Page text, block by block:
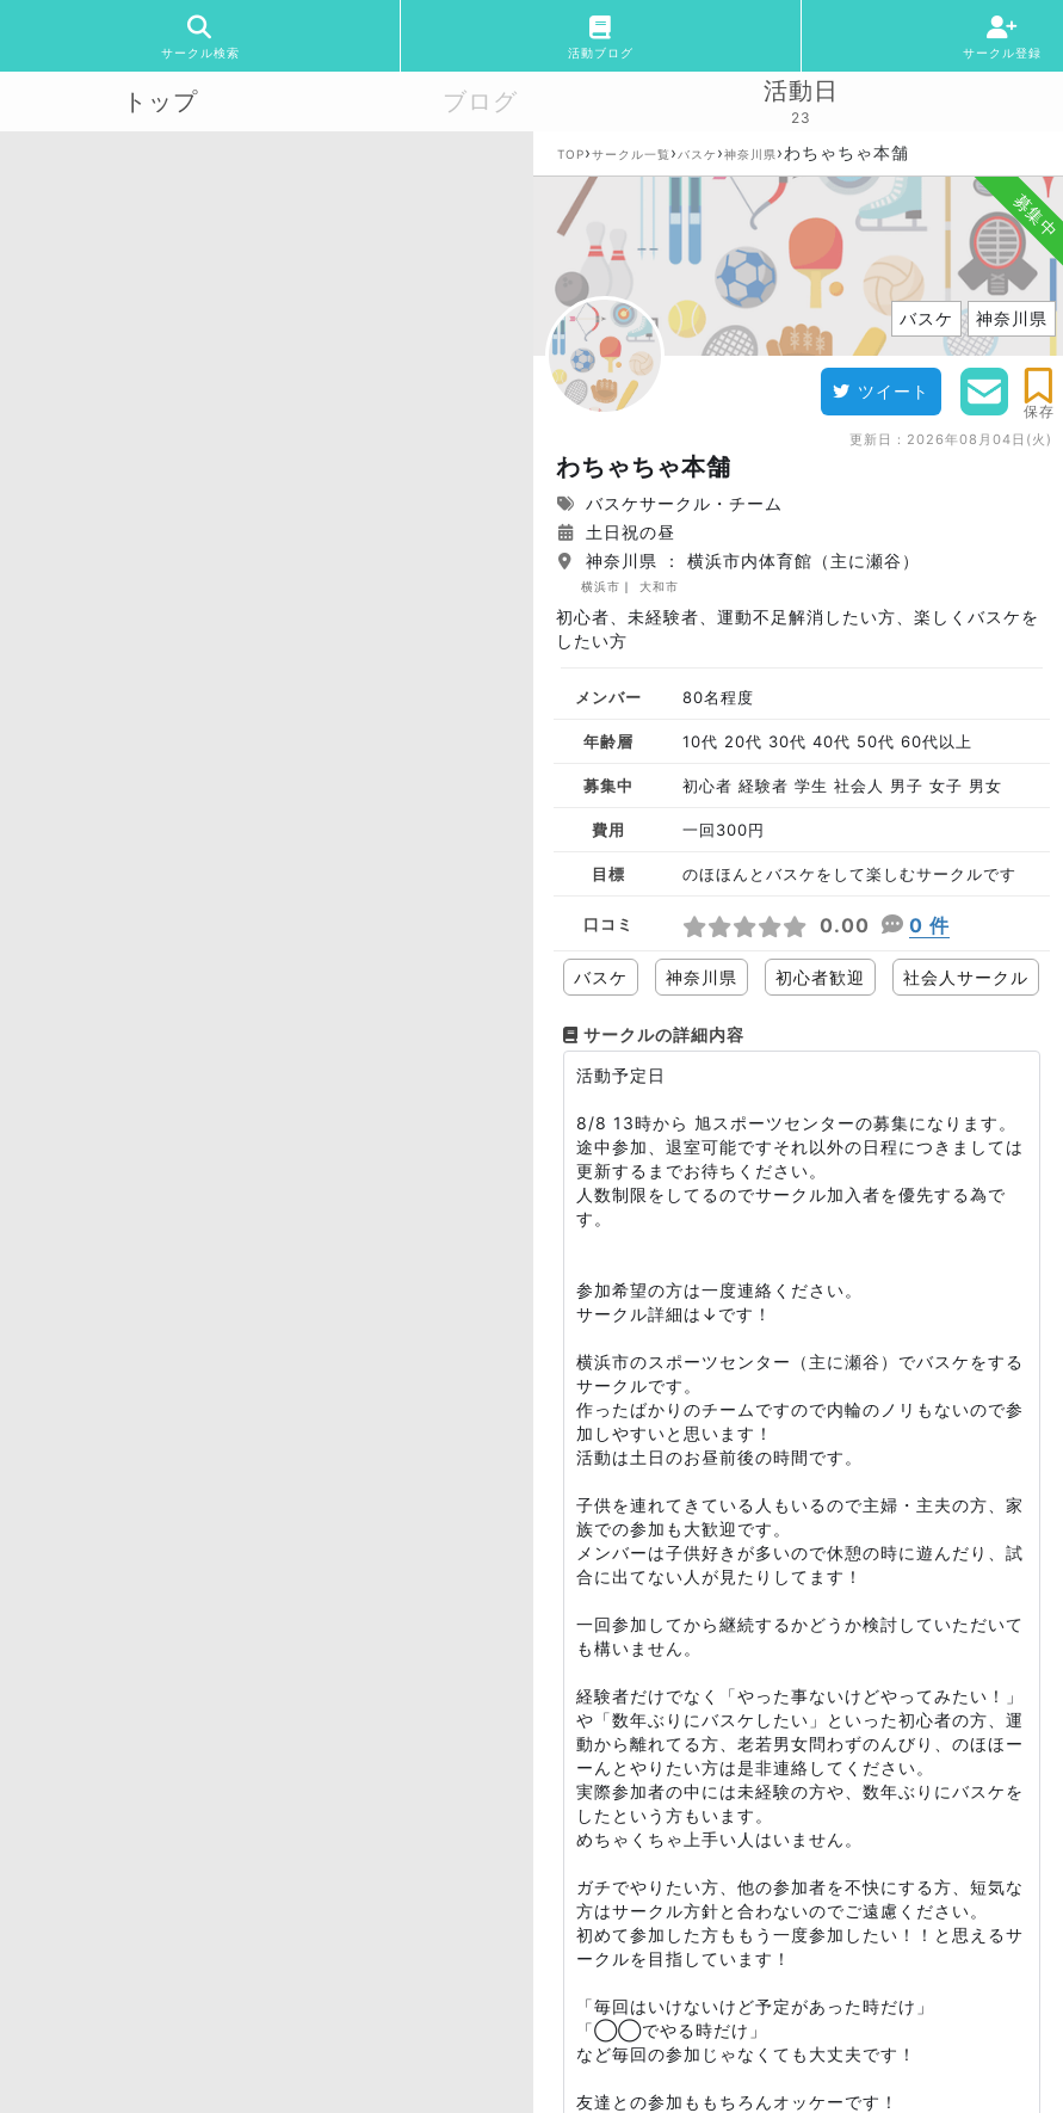
サークル検索 活動ブログ サークル登録
トップ ブログ 活動日
23
TOP›サークル一覧 › バスケ ›神奈川県›わちゃちゃ本舗
募集中
バスケ 神奈川県
ツイート
保存
更新日： 2026年08月04日(火)
わちゃちゃ本舗
バスケサークル・チーム
土日祝の昼
神奈川県 ： 横浜市内体育館（主に瀬谷）
横浜市 大和市
初心者、未経験者、運動不足解消したい方、楽しくバスケを
したい方
メンバー 80名程度
年齢層 10代 20代 30代 40代 50代 60代以上
募集中 初心者 経験者 学生 社会人 男子 女子 男女
費用 一回300円
目標 のほほんとバスケをして楽しむサークルです
口コミ 0.00 0 件
バスケ 神奈川県 初心者歓迎 社会人サークル
サークルの詳細内容
活動予定日
8/8 13時から 旭スポーツセンターの募集になります。
途中参加、退室可能ですそれ以外の日程につきましては
更新するまでお待ちください。
人数制限をしてるのでサークル加入者を優先する為で
す。
参加希望の方は一度連絡ください。
サークル詳細は↓です！
横浜市のスポーツセンター（主に瀬谷）でバスケをする
サークルです。
作ったばかりのチームですので内輪のノリもないので参
加しやすいと思います！
活動は土日のお昼前後の時間です。
子供を連れてきている人もいるので主婦・主夫の方、家
族での参加も大歓迎です。
メンバーは子供好きが多いので休憩の時に遊んだり、試
合に出てない人が見たりしてます！
一回参加してから継続するかどうか検討していただいて
も構いません。
経験者だけでなく「やった事ないけどやってみたい！」
や「数年ぶりにバスケしたい」といった初心者の方、運
動から離れてる方、老若男女問わずのんびり、のほほー
ーんとやりたい方は是非連絡してください。
実際参加者の中には未経験の方や、数年ぶりにバスケを
したという方もいます。
めちゃくちゃ上手い人はいません。
ガチでやりたい方、他の参加者を不快にする方、短気な
方はサークル方針と合わないのでご遠慮ください。
初めて参加した方ももう一度参加したい！！と思えるサ
ークルを目指しています！
「毎回はいけないけど予定があった時だけ」
「◯◯でやる時だけ」
など毎回の参加じゃなくても大丈夫です！
友達との参加ももちろんオッケーです！